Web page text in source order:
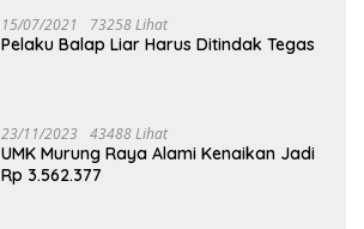
15/07/2021 73258 Lihat
Pelaku Balap Liar Harus Ditindak Tegas
23/11/2023 43488 Lihat
UMK Murung Raya Alami Kenaikan Jadi
Rp 3.562.377